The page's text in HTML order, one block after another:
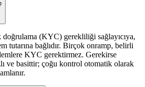
(KYC) gerekliliği sağlayıcıya,
tutarına bağlıdır. Birçok onramp, belirli
KYC gerektirmez. Gerekirse
ve basittir; çoğu kontrol otomatik olarak